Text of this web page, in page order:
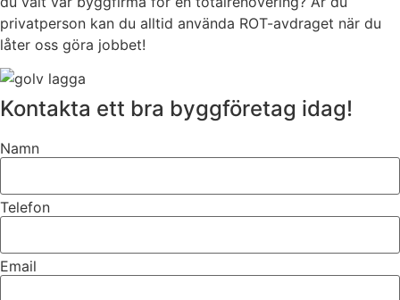
privatperson kan du alltid använda ROT-avdraget när du
låter oss göra jobbet!
Kontakta ett bra byggföretag idag!
Namn
Telefon
Email